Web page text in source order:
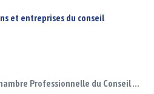
et entreprises du conseil
Professionnelle du Conseil ...